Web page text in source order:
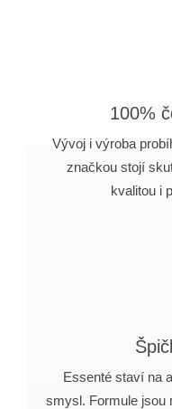
100%
Vývoj i výroba
značkou stojí
kvalitou i
Essenté staví na
smysl. Formule jsou